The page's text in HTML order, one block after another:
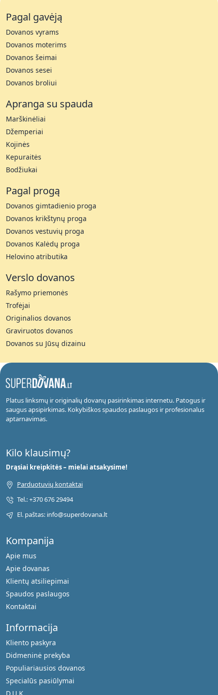
Pagal gavėją
Dovanos vyrams
Dovanos moterims
Dovanos šeimai
Dovanos sesei
Dovanos broliui
Apranga su spauda
Marškinėliai
Džemperiai
Kojinės
Kepuraitės
Bodžiukai
Pagal progą
Dovanos gimtadienio proga
Dovanos krikštynų proga
Dovanos vestuvių proga
Dovanos Kalėdų proga
Helovino atributika
Verslo dovanos
Rašymo priemonės
Trofėjai
Originalios dovanos
Graviruotos dovanos
Dovanos su Jūsų dizainu
Platus linksmų ir originalių dovanų pasirinkimas internetu. Patogus ir
saugus apsipirkimas. Kokybiškos spaudos paslaugos ir profesionalus
aptarnavimas.
Kompanija
Apie mus
Apie dovanas
Klientų atsiliepimai
Spaudos paslaugos
Kontaktai
Informacija
Kliento paskyra
Didmeninė prekyba
Populiariausios dovanos
Specialūs pasiūlymai
Kilo klausimų?
Drąsiai kreipkitės – mielai atsakysime!
Parduotuvių kontaktai
Tel.: +370 676 29494
El. paštas: info@superdovana.lt